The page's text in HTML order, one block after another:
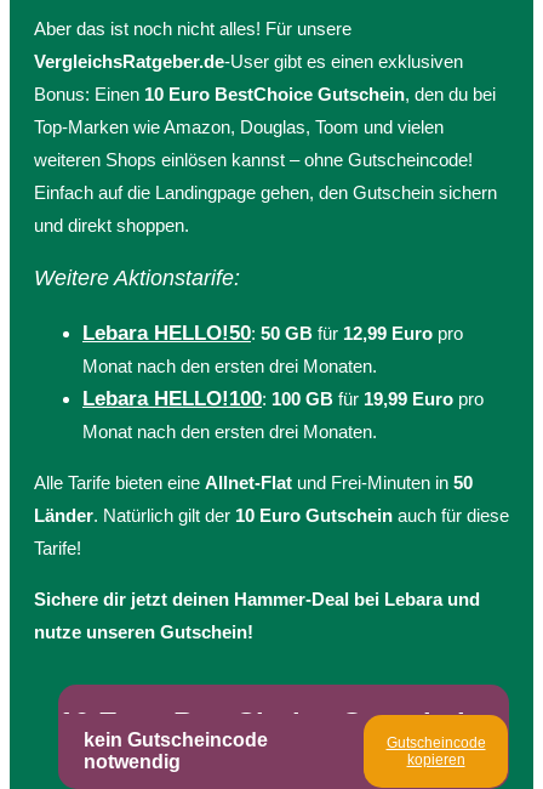
Aber das ist noch nicht alles! Für unsere
VergleichsRatgeber.de-User gibt es einen exklusiven
Bonus: Einen 10 Euro BestChoice Gutschein, den du bei
Top-Marken wie Amazon, Douglas, Toom und vielen
weiteren Shops einlösen kannst – ohne Gutscheincode!
Einfach auf die Landingpage gehen, den Gutschein sichern
und direkt shoppen.
Weitere Aktionstarife:
Lebara HELLO!50: 50 GB für 12,99 Euro pro
Monat nach den ersten drei Monaten.
Lebara HELLO!100: 100 GB für 19,99 Euro pro
Monat nach den ersten drei Monaten.
Alle Tarife bieten eine Allnet-Flat und Frei-Minuten in 50
Länder. Natürlich gilt der 10 Euro Gutschein auch für diese
Tarife!
Sichere dir jetzt deinen Hammer-Deal bei Lebara und
nutze unseren Gutschein!
10 Euro BestChoice Gutschein
kein Gutscheincode
notwendig
Gutscheincode
kopieren